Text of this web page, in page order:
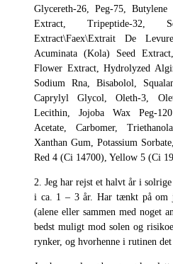
Glycereth-26, Peg-75,
Extract, Tripeptide-32,
Extract\Faex\Extrait De
Acuminata (Kola) Seed
Flower Extract, Hydrolyzed
Sodium Rna, Bisabolol,
Caprylyl Glycol, Oleth-3,
Lecithin, Jojoba Wax Peg-
Acetate, Carbomer,
Xanthan Gum, Potassium
Red 4 (Ci 14700), Yellow 5 (Ci
2. Jeg har rejst et halvt år i
i ca. 1 – 3 år. Har tænkt på om
(alene eller sammen med noget
bedst muligt mod solen og
rynker, og hvorhenne i rutinen